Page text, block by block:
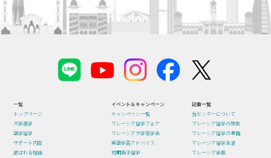
一覧
トップページ
大学進学
語学留学
サポート内容
選ばれる理由
イベント＆キャンペーン
キャンペーン一覧
マレーシア留学フェア
マレーシア大学見学会
英語学習アドバイス
短期親子留学
記事一覧
当センターについて
マレーシア留学の特徴
マレーシア留学の準備
マレーシア留学生活
マレーシア全般